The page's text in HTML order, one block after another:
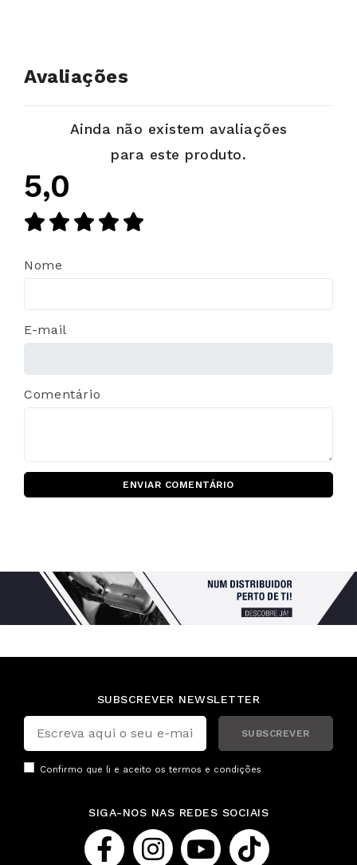
Avaliações
Ainda não existem avaliações
para este produto.
5,0
Nome
E-mail
Comentário
ENVIAR COMENTÁRIO
SUBSCREVER NEWSLETTER
SUBSCREVER
Confirmo que li e aceito os termos e condições
SIGA-NOS NAS REDES SOCIAIS